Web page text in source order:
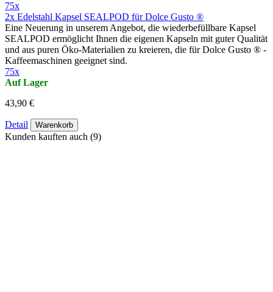
75x
2x Edelstahl Kapsel SEALPOD für Dolce Gusto ®
Eine Neuerung in unserem Angebot, die wiederbefüllbare Kapsel
SEALPOD ermöglicht Ihnen die eigenen Kapseln mit guter Qualität
und aus puren Ӧko-Materialien zu kreieren, die für Dolce Gusto ® -
Kaffeemaschinen geeignet sind.
75x
Auf Lager
43,90 €
Detail Warenkorb
Kunden kauften auch (9)